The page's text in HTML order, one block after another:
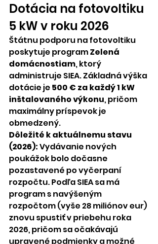
Dotácia na fotovoltiku
5 kW v roku 2026
Štátnu podporu na fotovoltiku
poskytuje program Zelená
domácnostiam, ktorý
administruje SIEA. Základná výška
dotácie je 500 € za každý 1 kW
inštalovaného výkonu, pričom
maximálny príspevok je
obmedzený.
Dôležité k aktuálnemu stavu
(2026): Vydávanie nových
poukážok bolo dočasne
pozastavené po vyčerpaní
rozpočtu. Podľa SIEA sa má
program s navýšeným
rozpočtom (vyše 28 miliónov eur)
znovu spustiť v priebehu roka
2026, pričom sa očakávajú
upravené podmienky a možné